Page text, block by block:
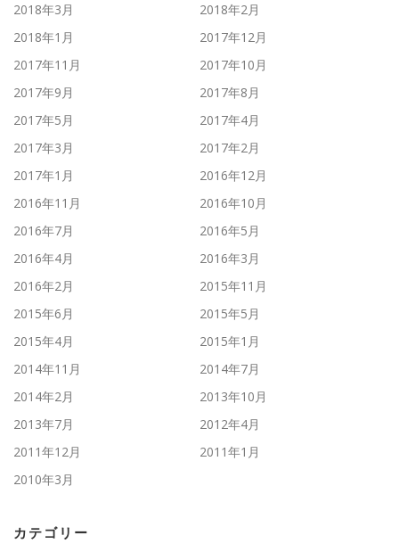
2018年3月
2018年2月
2018年1月
2017年12月
2017年11月
2017年10月
2017年9月
2017年8月
2017年5月
2017年4月
2017年3月
2017年2月
2017年1月
2016年12月
2016年11月
2016年10月
2016年7月
2016年5月
2016年4月
2016年3月
2016年2月
2015年11月
2015年6月
2015年5月
2015年4月
2015年1月
2014年11月
2014年7月
2014年2月
2013年10月
2013年7月
2012年4月
2011年12月
2011年1月
2010年3月
カテゴリー